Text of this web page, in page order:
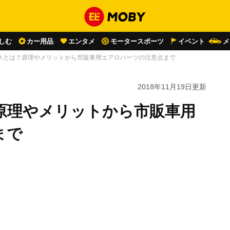
む カー用品 エンタメ モータースポーツ イベント
とは？原理やメリットから市販車用エアロパーツの注意点まで
2018年11月19日更新
やメリットから市販車用
で